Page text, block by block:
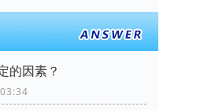
的因素？